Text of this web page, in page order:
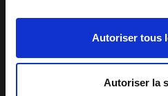
Autoriser tous
Autoriser la